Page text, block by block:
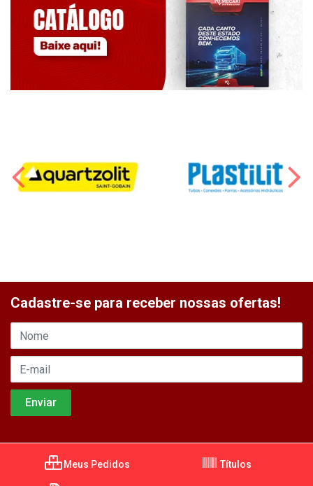
Cadastre-se para receber nossas ofertas!
Meus Pedidos Títulos